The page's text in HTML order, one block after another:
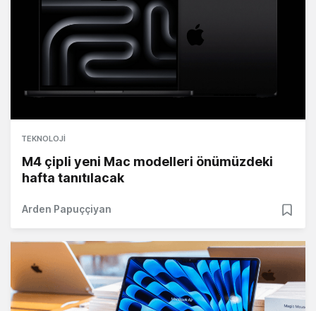
TEKNOLOJI
M4 çipli yeni Mac modelleri önümüzdeki
hafta tanıtılacak
Arden Papuççiyan